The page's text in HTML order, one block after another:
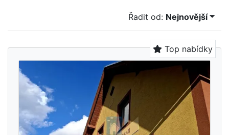
Řadit od: Nejnovější
Top nabídky